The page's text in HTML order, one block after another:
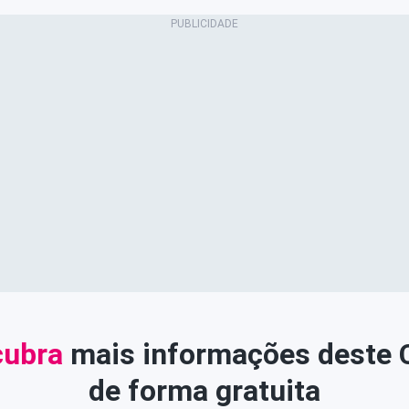
mais informações deste
de forma gratuita